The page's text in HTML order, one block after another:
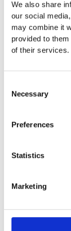
We also share
our social
may combine it
provided to
of their services.
Selection
Necessary
Preferences
Statistics
Marketing